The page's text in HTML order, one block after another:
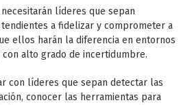
líderes que sepan
a fidelizar y comprometer a
ellos harán la diferencia en entornos
alto grado de incertidumbre.
con líderes que sepan detectar las
conocer las herramientas para